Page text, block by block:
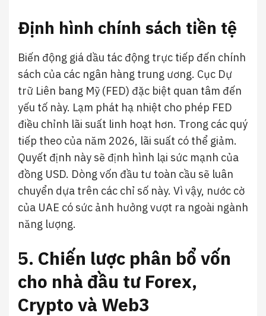
Định hình chính sách tiền tệ
Biến động giá dầu tác động trực tiếp đến chính
sách của các ngân hàng trung ương. Cục Dự
trữ Liên bang Mỹ (FED) đặc biệt quan tâm đến
yếu tố này. Lạm phát hạ nhiệt cho phép FED
điều chỉnh lãi suất linh hoạt hơn. Trong các quý
tiếp theo của năm 2026, lãi suất có thể giảm.
Quyết định này sẽ định hình lại sức mạnh của
đồng USD. Dòng vốn đầu tư toàn cầu sẽ luân
chuyển dựa trên các chỉ số này. Vì vậy, nước cờ
của UAE có sức ảnh hưởng vượt ra ngoài ngành
năng lượng.
5. Chiến lược phân bổ vốn
cho nhà đầu tư Forex,
Crypto và Web3